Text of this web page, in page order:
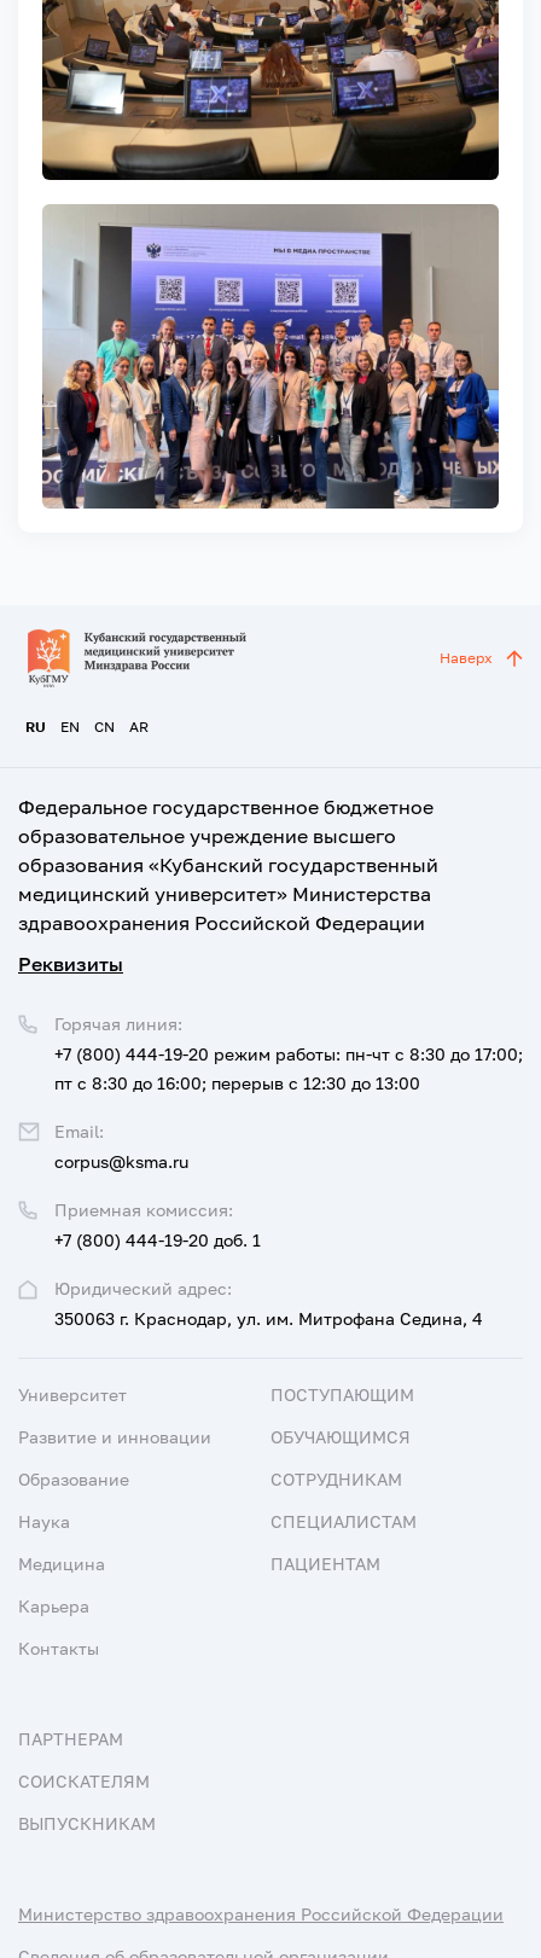
RU EN CN AR
Наверх
Федеральное государственное бюджетное
образовательное учреждение высшего
образования «Кубанский государственный
медицинский университет» Министерства
здравоохранения Российской Федерации
Реквизиты
Юридический адрес:
350063 г. Краснодар, ул. им. Митрофана Седина, 4
Приемная комиссия:
+7 (800) 444-19-20 доб. 1
Горячая линия:
+7 (800) 444-19-20 режим работы: пн-чт с 8:30 до 17:00;
пт с 8:30 до 16:00; перерыв с 12:30 до 13:00
Email:
corpus@ksma.ru
Университет
Развитие и инновации
Образование
Наука
Медицина
Карьера
Контакты
ПОСТУПАЮЩИМ
ОБУЧАЮЩИМСЯ
СОТРУДНИКАМ
СПЕЦИАЛИСТАМ
ПАЦИЕНТАМ
ПАРТНЕРАМ
СОИСКАТЕЛЯМ
ВЫПУСКНИКАМ
Министерство здравоохранения Российской Федерации